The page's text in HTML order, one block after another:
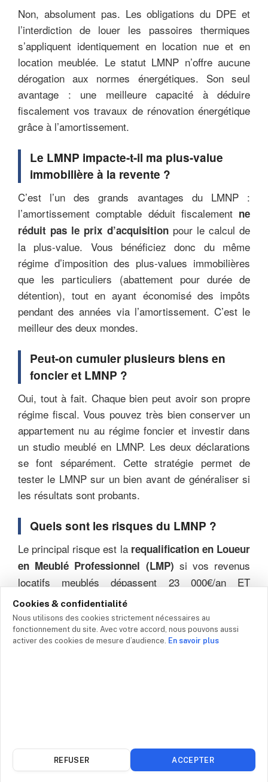
Non, absolument pas. Les obligations du DPE et
l’interdiction de louer les passoires thermiques
s’appliquent identiquement en location nue et en
location meublée. Le statut LMNP n’offre aucune
dérogation aux normes énergétiques. Son seul
avantage : une meilleure capacité à déduire
fiscalement vos travaux de rénovation énergétique
grâce à l’amortissement.
Le LMNP impacte-t-il ma plus-value
immobilière à la revente ?
C’est l’un des grands avantages du LMNP :
l’amortissement comptable déduit fiscalement ne
réduit pas le prix d’acquisitionpour le calcul de
la plus-value. Vous bénéficiez donc du même
régime d’imposition des plus-values immobilières
que les particuliers (abattement pour durée de
détention), tout en ayant économisé des impôts
pendant des années via l’amortissement. C’est le
meilleur des deux mondes.
Peut-on cumuler plusieurs biens en
foncier et LMNP ?
Oui, tout à fait. Chaque bien peut avoir son propre
régime fiscal. Vous pouvez très bien conserver un
appartement nu au régime foncier et investir dans
un studio meublé en LMNP. Les deux déclarations
se font séparément. Cette stratégie permet de
tester le LMNP sur un bien avant de généraliser si
les résultats sont probants.
Quels sont les risques du LMNP ?
Le principal risque est la requalification en Loueur
en Meublé Professionnel (LMP) si vos revenus
locatifs meublés dépassent 23 000€/an ET
représentent plus de 50% de vos revenus globaux.
Vous basculez alors automatiquement en LMP,
avec une fiscalité différente et l’obligation de cotiser
au régime social des indépendants. Autre risque :
Le choix entre régime foncier et LMNP n’est pas
Cookies & confidentialité
Nous utilisons des cookies strictement nécessaires au
fonctionnement du site. Avec votre accord, nous pouvons aussi
activer des cookies de mesure d’audience. En savoir plus
REFUSER ACCEPTER